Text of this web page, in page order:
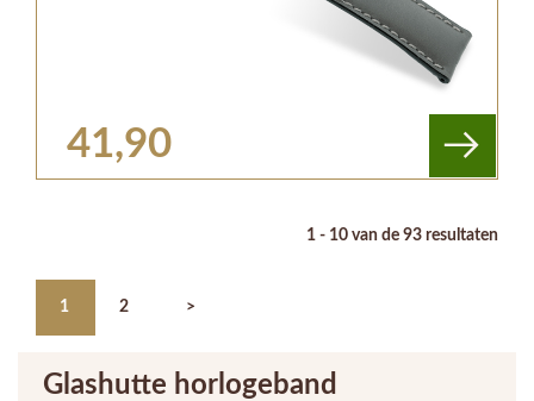
41,90
1 - 10 van de 93 resultaten
1 2 >
Glashutte horlogeband